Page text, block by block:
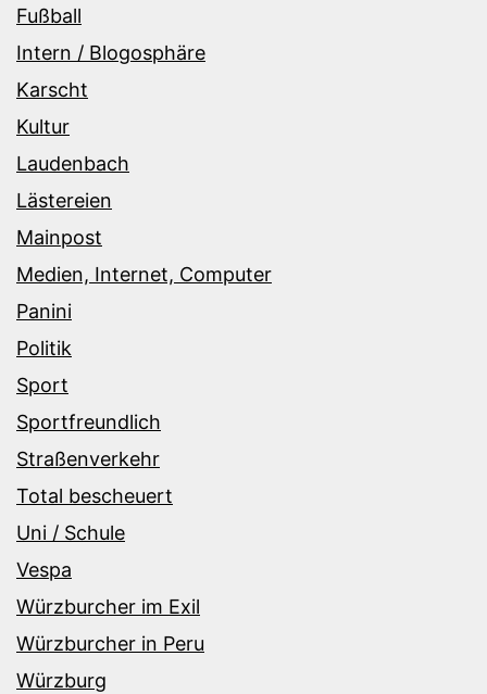
Fußball
Intern / Blogosphäre
Karscht
Kultur
Laudenbach
Lästereien
Mainpost
Medien, Internet, Computer
Panini
Politik
Sport
Sportfreundlich
Straßenverkehr
Total bescheuert
Uni / Schule
Vespa
Würzburcher im Exil
Würzburcher in Peru
Würzburg